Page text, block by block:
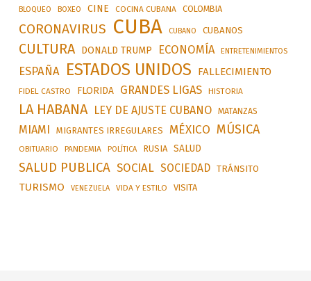
BLOQUEO BOXEO CINE COCINA CUBANA COLOMBIA
CORONAVIRUS CUBA CUBANO CUBANOS
CULTURA DONALD TRUMP ECONOMÍA ENTRETENIMIENTOS
ESPAÑA ESTADOS UNIDOS FALLECIMIENTO
FIDEL CASTRO FLORIDA GRANDES LIGAS HISTORIA
LA HABANA LEY DE AJUSTE CUBANO MATANZAS
MIAMI MIGRANTES IRREGULARES MÉXICO MÚSICA
OBITUARIO PANDEMIA POLÍTICA RUSIA SALUD
SALUD PUBLICA SOCIAL SOCIEDAD TRÁNSITO
TURISMO VENEZUELA VIDA Y ESTILO VISITA